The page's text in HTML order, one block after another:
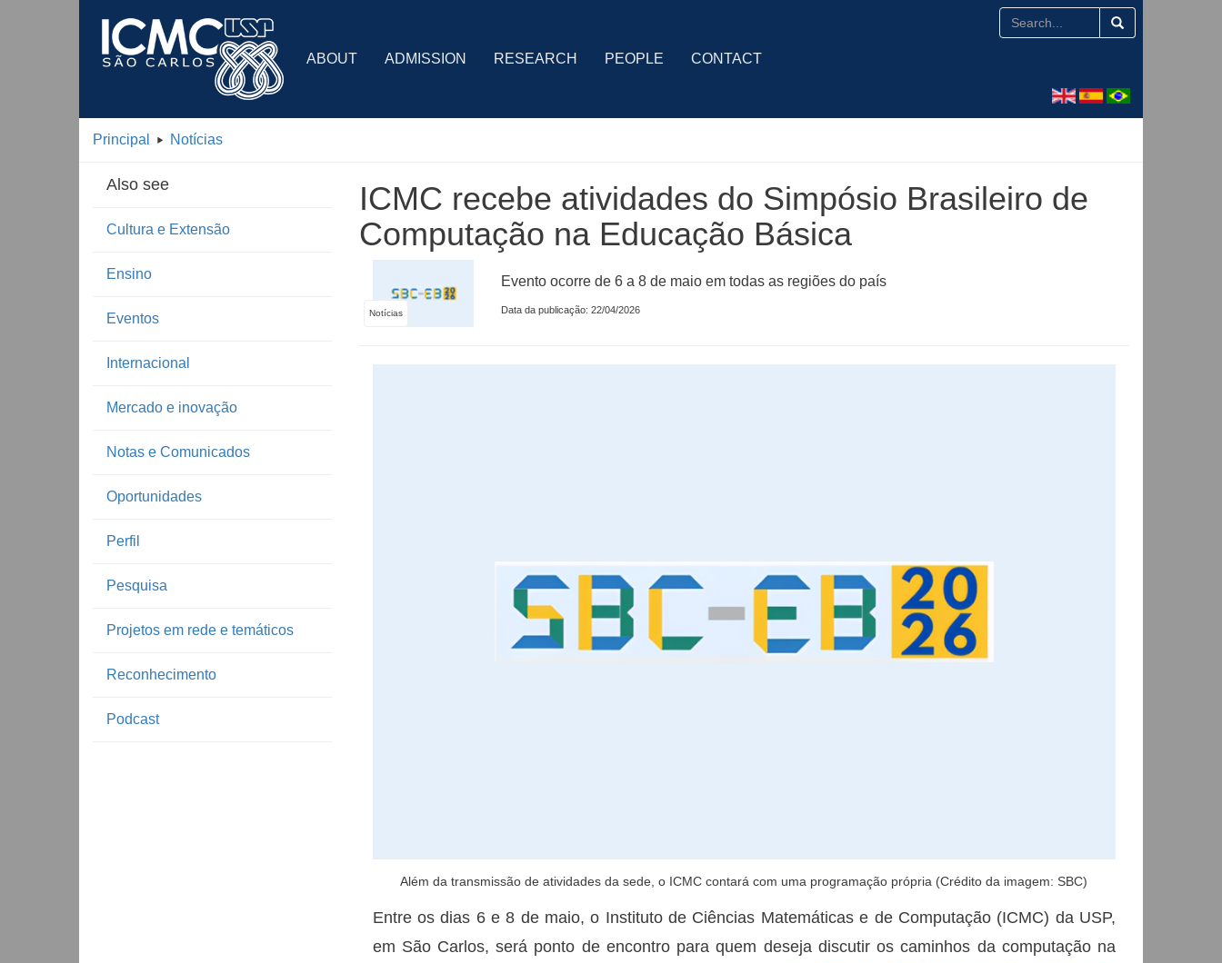
ABOUT ADMISSION RESEARCH PEOPLE CONTACT
Principal Notícias
Also see
Cultura e Extensão
Ensino
Eventos
Internacional
Mercado e inovação
Notas e Comunicados
Oportunidades
Perfil
Pesquisa
Projetos em rede e temáticos
Reconhecimento
Podcast
ICMC recebe atividades do Simpósio Brasileiro de
Computação na Educação Básica
Notícias
Evento ocorre de 6 a 8 de maio em todas as regiões do país
Data da publicação: 22/04/2026
Além da transmissão de atividades da sede, o ICMC contará com uma programação própria (Crédito da imagem: SBC)
Entre os dias 6 e 8 de maio, o Instituto de Ciências Matemáticas e de Computação (ICMC) da USP,
em São Carlos, será ponto de encontro para quem deseja discutir os caminhos da computação na